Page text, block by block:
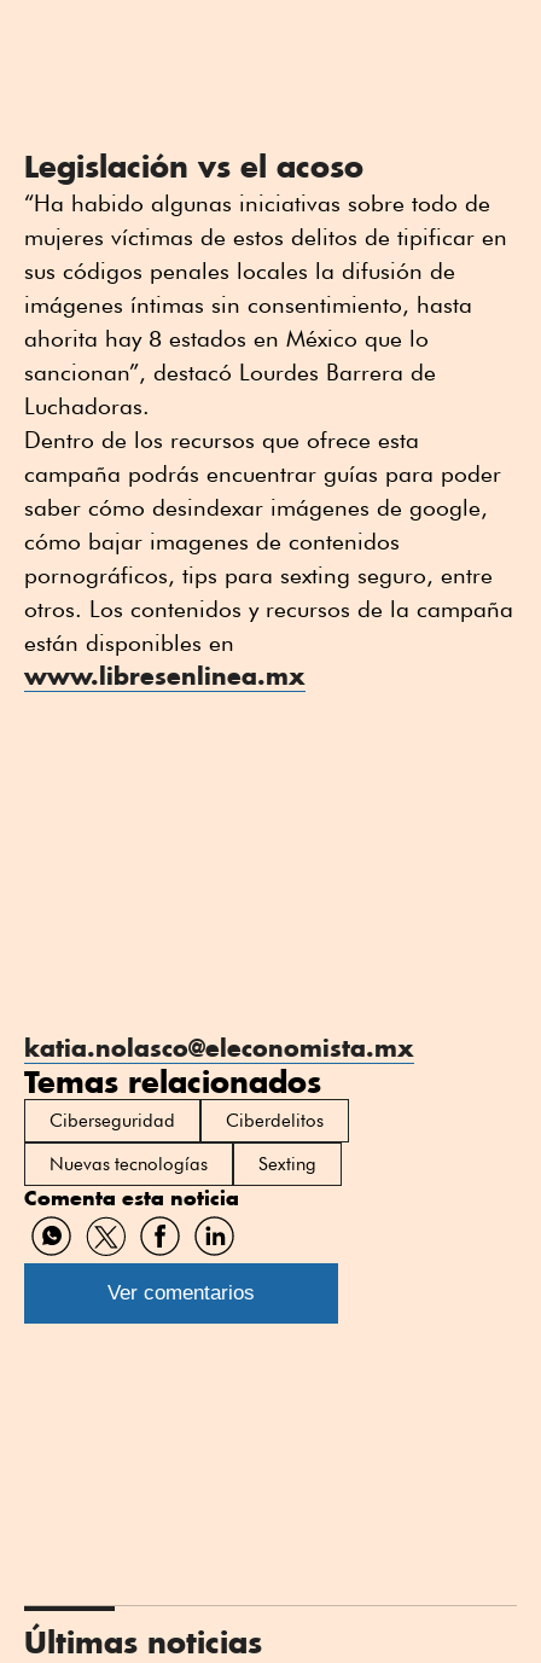
Legislación vs el acoso
“Ha habido algunas iniciativas sobre todo de
mujeres víctimas de estos delitos de tipificar en
sus códigos penales locales la difusión de
imágenes íntimas sin consentimiento, hasta
ahorita hay 8 estados en México que lo
sancionan”, destacó Lourdes Barrera de
Luchadoras.
Dentro de los recursos que ofrece esta
campaña podrás encuentrar guías para poder
saber cómo desindexar imágenes de google,
cómo bajar imagenes de contenidos
pornográficos, tips para sexting seguro, entre
otros. Los contenidos y recursos de la campaña
están disponibles en
www.libresenlinea.mx
katia.nolasco@eleconomista.mx
Temas relacionados
Ciberseguridad
Ciberdelitos
Nuevas tecnologías
Sexting
Comenta esta noticia
Compartir
por
WhatsApp
Compartir
por
Twitter
Compartir
por
Facebook
Compartir
por
Linkedin
Ver comentarios
Últimas noticias